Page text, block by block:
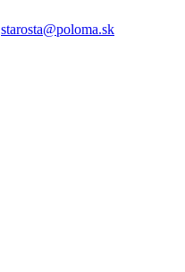
starosta@poloma.sk